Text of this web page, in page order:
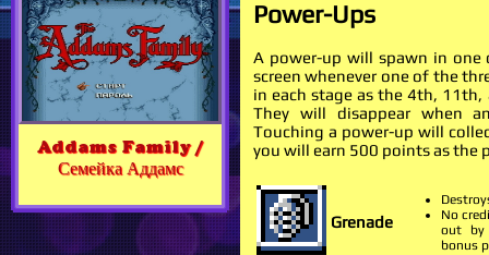
Addams Family /
Семейка Аддамс
Power-Ups
A power-up will spawn in
screen whenever one of the
in each stage as the 4th,
They will disappear when
Touching a power-up will
you will earn 500 points as the
Grenade
No
out by
bonus